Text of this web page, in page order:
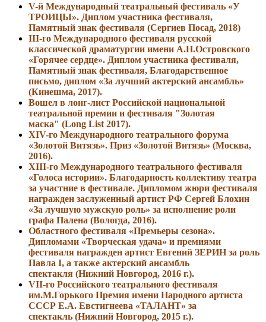
V-й Международный театральный фестиваль «У
ТРОИЦЫ». Диплом участника фестиваля,
Памятный знак фестиваля (Сергиев Посад, 2018)
III-го Международного фестиваля русской
классической драматургии имени А.Н.Островского
«Горячее сердце». Диплом участника фестиваля,
Памятный знак фестиваля, Благодарственное
письмо, диплом «За лучший актерский ансамбль»
(Кинешма, 2017).
Вошел в лонг-лист Российской национальной
театральной премии и фестиваля "Золотая
маска" (Long List 2017).
ХIV-го Международного театрального форума
«Золотой Витязь». Приз «Золотой Витязь» (Москва,
2016).
XIII-го Международного театрального фестиваля
«Голоса истории». Благодарность коллективу театра
за участние в фестивале. Дипломом жюри фестиваля
награжден заслуженный артист РФ Сергей Блохин
«За лучшую мужскую роль» за исполнение роли
графа Палена (Вологда, 2016).
Областного фестиваля «Премьеры сезона».
Дипломами «Творческая удача» и премиями
фестиваля награжден артист Евгений ЗЕРИН за роль
Павла I, а также актерский ансамбль
спектакля (Нижний Новгород, 2016 г.).
VII-го Российского театрального фестиваля
им.М.Горького Премия имени Народного артиста
СССР Е.А. Евстигнеева «ТАЛАНТ» за
спектакль (Нижний Новгород, 2015 г.).